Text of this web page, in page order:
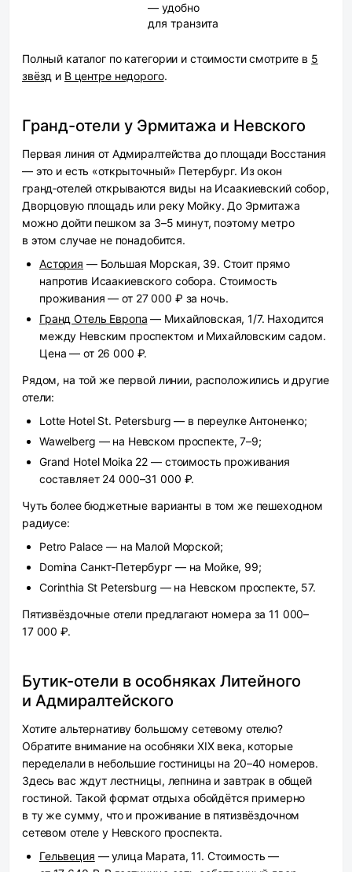
— удобно
для транзита
Полный каталог по категории и стоимости смотрите в 5
звёзд и В центре недорого.
Гранд-отели у Эрмитажа и Невского
Первая линия от Адмиралтейства до площади Восстания
— это и есть «открыточный» Петербург. Из окон
гранд‑отелей открываются виды на Исаакиевский собор,
Дворцовую площадь или реку Мойку. До Эрмитажа
можно дойти пешком за 3–5 минут, поэтому метро
в этом случае не понадобится.
Астория — Большая Морская, 39. Стоит прямо
напротив Исаакиевского собора. Стоимость
проживания — от 27 000 ₽ за ночь.
Гранд Отель Европа — Михайловская, 1/7. Находится
между Невским проспектом и Михайловским садом.
Цена — от 26 000 ₽.
Рядом, на той же первой линии, расположились и другие
отели:
Lotte Hotel St. Petersburg — в переулке Антоненко;
Wawelberg — на Невском проспекте, 7–9;
Grand Hotel Moika 22 — стоимость проживания
составляет 24 000–31 000 ₽.
Чуть более бюджетные варианты в том же пешеходном
радиусе:
Petro Palace — на Малой Морской;
Domina Санкт‑Петербург — на Мойке, 99;
Corinthia St Petersburg — на Невском проспекте, 57.
Пятизвёздочные отели предлагают номера за 11 000–
17 000 ₽.
Бутик-отели в особняках Литейного
и Адмиралтейского
Хотите альтернативу большому сетевому отелю?
Обратите внимание на особняки XIX века, которые
переделали в небольшие гостиницы на 20–40 номеров.
Здесь вас ждут лестницы, лепнина и завтрак в общей
гостиной. Такой формат отдыха обойдётся примерно
в ту же сумму, что и проживание в пятизвёздочном
сетевом отеле у Невского проспекта.
Гельвеция — улица Марата, 11. Стоимость —